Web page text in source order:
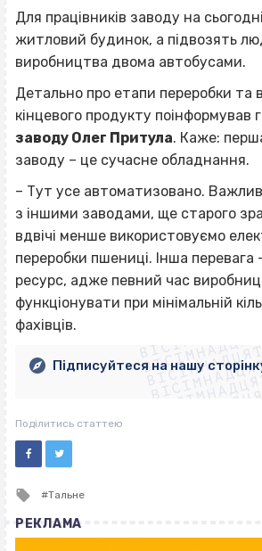
Для працівників заводу на
житловий будинок, а підвозять
виробництва двома автобусами.
Детально про етапи переробки та
кінцевого продукту поінформував
заводу Олег Притула. Каже:
заводу – це сучасне обладнання.
– Тут усе автоматизовано.
з іншими заводами, ще старого
вдвічі менше використовуємо
переробки пшениці. Інша перевага
ресурс, адже певний час
функціонувати при мінімальній
фахівців.
Підписуйтеся на нашу
Поділитись статтею
Tagged
Тальне
РЕКЛАМА